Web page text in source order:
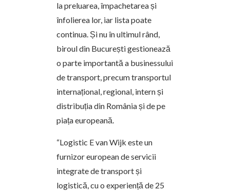
la preluarea, împachetarea și
înfolierea lor, iar lista poate
continua. Și nu în ultimul rând,
biroul din București gestionează
o parte importantă a businessului
de transport, precum transportul
internațional, regional, intern și
distribuția din România și de pe
piața europeană.
“Logistic E van Wijk este un
furnizor european de servicii
integrate de transport și
logistică, cu o experiență de 25